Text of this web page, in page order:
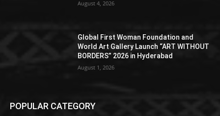
August 4, 2026
Global First Woman Foundation and
World Art Gallery Launch “ART WITHOUT
BORDERS” 2026 in Hyderabad
August 1, 2026
POPULAR CATEGORY